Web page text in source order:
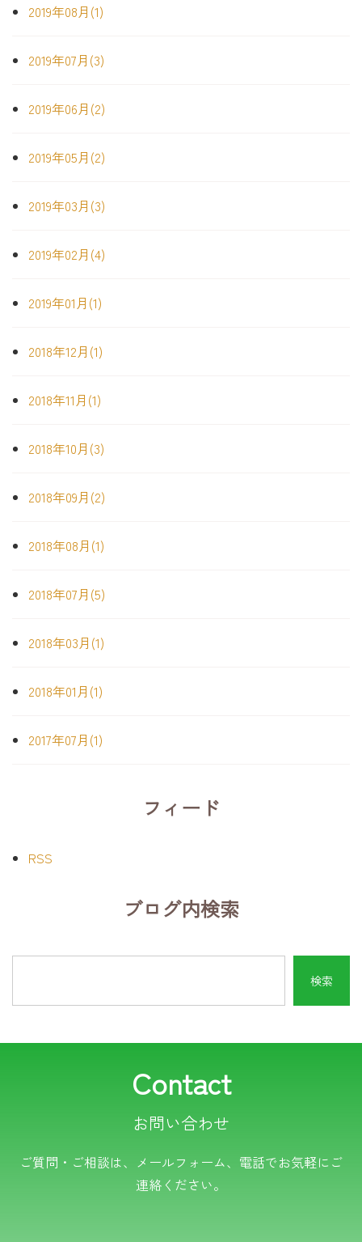
2019年08月(1)
2019年07月(3)
2019年06月(2)
2019年05月(2)
2019年03月(3)
2019年02月(4)
2019年01月(1)
2018年12月(1)
2018年11月(1)
2018年10月(3)
2018年09月(2)
2018年08月(1)
2018年07月(5)
2018年03月(1)
2018年01月(1)
2017年07月(1)
フィード
RSS
ブログ内検索
Contact
お問い合わせ
ご質問・ご相談は、メールフォーム、電話でお気軽にご
連絡ください。
電話でのお問い合わせ